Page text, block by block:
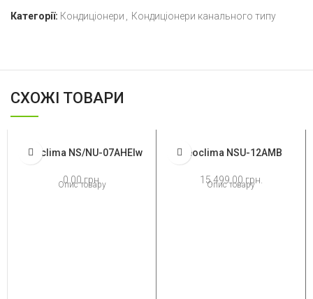
Категорії: Кондиціонери Кондиціонери канального типу
СХОЖІ ТОВАРИ
Neoclima NS/NU-07AHEIw
0.00 грн.
Опис товару
Neoclima NSU-12AMB
15,499.00 грн.
Опис товару